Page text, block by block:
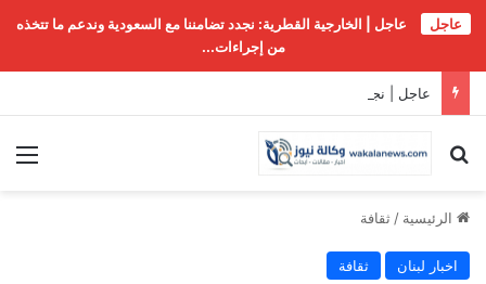
عاجل
عاجل | الخارجية القطرية: نجدد تضامننا مع السعودية وندعم ما تتخذه
من إجراءات...
بحث عن
الرئيسية /ثقافة
اخبار لبنان ثقافة